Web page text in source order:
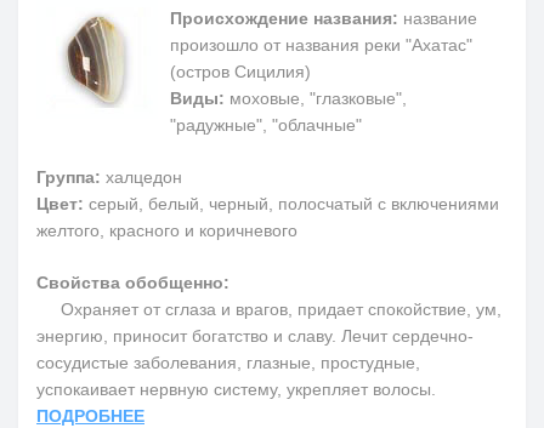
Происхождение названия: название
произошло от названия реки "Ахатас"
(остров Сицилия)
Виды: моховые, "глазковые",
"радужные", "облачные"
Группа: халцедон
Цвет: серый, белый, черный, полосчатый с включениями
желтого, красного и коричневого
Свойства обобщенно:
Охраняет от сглаза и врагов, придает спокойствие, ум,
энергию, приносит богатство и славу. Лечит сердечно-
сосудистые заболевания, глазные, простудные,
успокаивает нервную систему, укрепляет волосы.
ПОДРОБНЕЕ